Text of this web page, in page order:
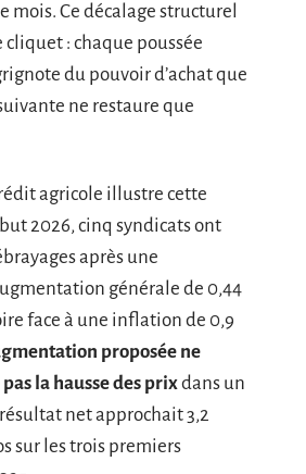
mois. Ce décalage structurel
cliquet : chaque poussée
du pouvoir d’achat que
ne restaure que
agricole illustre cette
2026, cinq syndicats ont
après une
générale de 0,44
face à une inflation de 0,9
proposée ne
la hausse des prixdans un
net approchait 3,2
sur les trois premiers